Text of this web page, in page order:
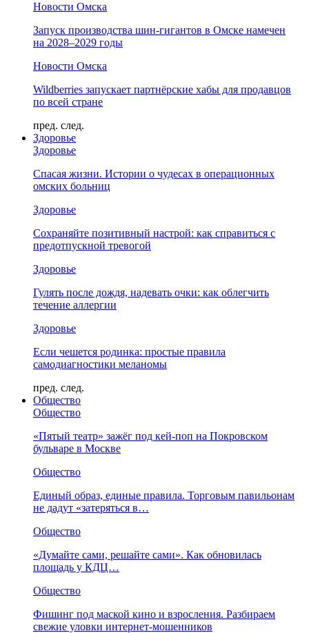
Новости Омска
Запуск производства шин-гигантов в Омске намечен
на 2028–2029 годы
Новости Омска
Wildberries запускает партнёрские хабы для продавцов
по всей стране
пред. след.
Здоровье
Здоровье
Спасая жизни. Истории о чудесах в операционных
омских больниц
Здоровье
Сохраняйте позитивный настрой: как справиться с
предотпускной тревогой
Здоровье
Гулять после дождя, надевать очки: как облегчить
течение аллергии
Здоровье
Если чешется родинка: простые правила
самодиагностики меланомы
пред. след.
Общество
Общество
«Пятый театр» зажёг под кей-поп на Покровском
бульваре в Москве
Общество
Единый образ, единые правила. Торговым павильонам
не дадут «затеряться в…
Общество
«Думайте сами, решайте сами». Как обновилась
площадь у КДЦ…
Общество
Фишинг под маской кино и взросления. Разбираем
свежие уловки интернет-мошенников